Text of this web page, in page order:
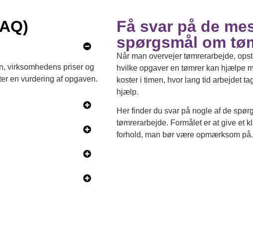
virksomhedens priser og
en vurdering af opgaven.
Få svar på de
spørgsmål om
Når man overvejer tømrerarbejde,
hvilke opgaver en tømrer kan hjælpe
koster i timen, hvor lang tid arbejdet
hjælp.
Her finder du svar på nogle af de
tømrerarbejde. Formålet er at give et
forhold, man bør være opmærksom på.